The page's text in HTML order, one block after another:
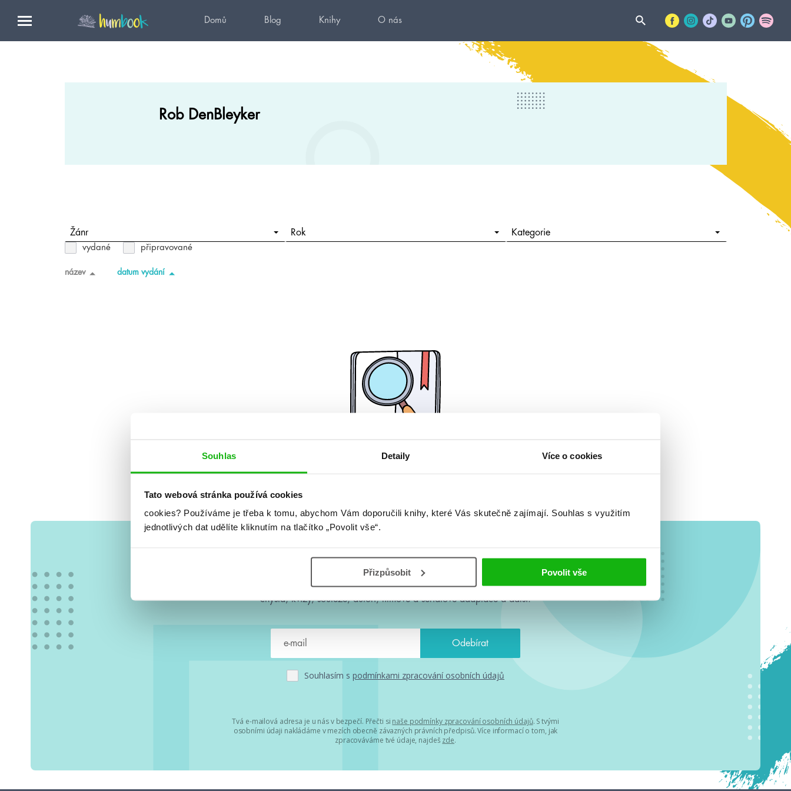
Souhlas Detaily Více o cookies
Tato webová stránka používá cookies
cookies? Používáme je třeba k tomu, abychom Vám doporučili knihy, které Vás skutečně zajímají. Souhlas s využitím
jednotlivých dat udělíte kliknutím na tlačítko „Povolit vše“.
Přizpůsobit Povolit vše
Domů Blog Knihy O nás
Rob DenBleyker
Žánr Rok Kategorie
vydané připravované
název datum vydání
#HumbookNews
Vše kolem #youngadult každý měsíc rovnou do mailu! Nové knihy, co se
chystá, kvízy, soutěže, autoři, filmové a seriálové adaptace a další.
Souhlasím s podmínkami zpracování osobních údajů
Tvá e-mailová adresa je u nás v bezpečí. Přečti si naše podmínky zpracování osobních údajů. S tvými
osobními údaji nakládáme v mezích obecně závazných právních předpisů. Více informací o tom, jak
zpracováváme tvé údaje, najdeš zde.